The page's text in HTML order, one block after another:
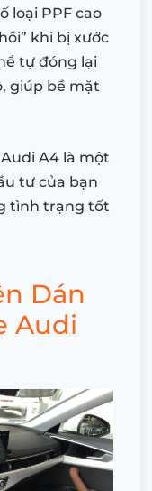
loại PPF cao
khi bị xước
tự đóng lại
giúp bề mặt
A4 là một
tư của bạn
tình trạng tốt
Dán
Audi